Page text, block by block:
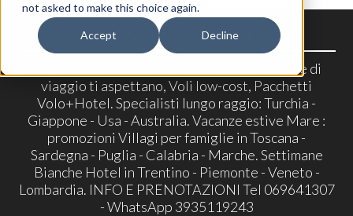
not asked to make this choice again.
Accept Decline
VACANZE AZZURRA
Angenzia di Viaggi a Velletri - Tante proposte di
viaggio ti aspettano, Voli low-cost, Pacchetti
Volo+Hotel. Specialisti lungo raggio: Turchia -
Giappone - Usa - Australia. Vacanze estive Mare :
promozioni Villagi per famiglie in Toscana -
Sardegna - Puglia - Calabria - Marche. Settimane
Bianche Hotel in Trentino - Piemonte - Veneto -
Lombardia. INFO E PRENOTAZIONI Tel 069641307
- WhatsApp 3935119243